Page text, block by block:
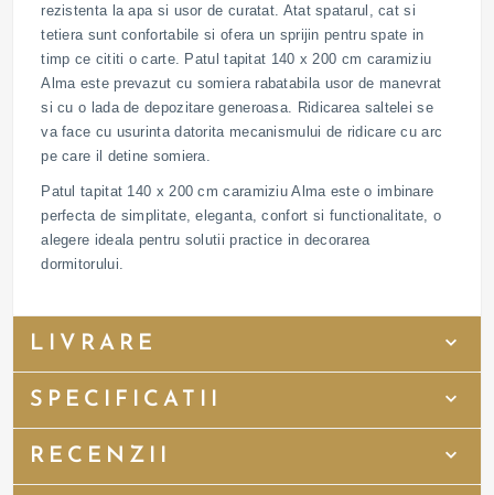
rezistenta la apa si usor de curatat. Atat spatarul, cat si
tetiera sunt confortabile si ofera un sprijin pentru spate in
timp ce cititi o carte. Patul tapitat 140 x 200 cm caramiziu
Alma este prevazut cu somiera rabatabila usor de manevrat
si cu o lada de depozitare generoasa. Ridicarea saltelei se
va face cu usurinta datorita mecanismului de ridicare cu arc
pe care il detine somiera.
Patul tapitat 140 x 200 cm caramiziu Alma este o imbinare
perfecta de simplitate, eleganta, confort si functionalitate, o
alegere ideala pentru solutii practice in decorarea
dormitorului.
LIVRARE
SPECIFICATII
RECENZII